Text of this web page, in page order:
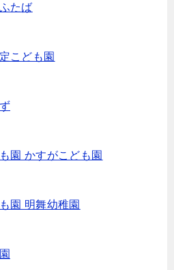
たば
こども園
園 かすがこども園
園 明舞幼稚園